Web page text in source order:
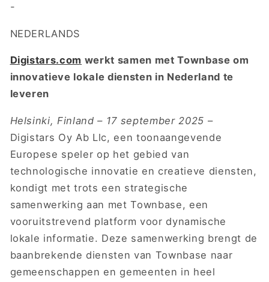
-
NEDERLANDS
Digistars.com werkt samen met Townbase om
innovatieve lokale diensten in Nederland te
leveren
Helsinki, Finland – 17 september 2025 –
Digistars Oy Ab Llc, een toonaangevende
Europese speler op het gebied van
technologische innovatie en creatieve diensten,
kondigt met trots een strategische
samenwerking aan met Townbase, een
vooruitstrevend platform voor dynamische
lokale informatie. Deze samenwerking brengt de
baanbrekende diensten van Townbase naar
gemeenschappen en gemeenten in heel